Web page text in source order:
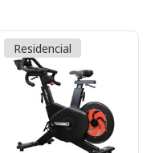
Residencial